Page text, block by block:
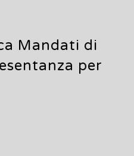
Mandati di
per